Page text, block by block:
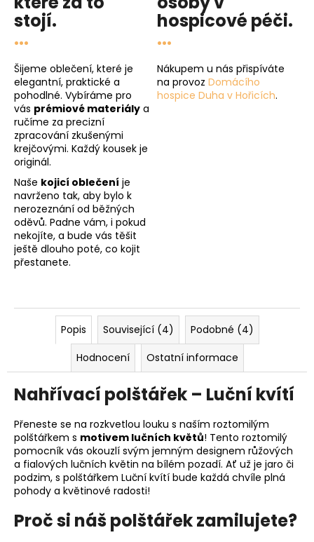
stojí.
...
Šijeme oblečení, které je
elegantní, praktické a
pohodlné. Vybíráme pro
vás prémiové materiály a
ručíme za precizní
zpracování zkušenými
krejčovými. Každý kousek je
originál.
Naše kojicí oblečení je
navrženo tak, aby bylo k
nerozeznání od běžných
oděvů. Padne vám, i pokud
nekojíte, a bude vás těšit
ještě dlouho poté, co kojit
přestanete.
hospicové péči.
...
Nákupem u nás přispíváte
na provoz Domácího
hospice Duha v Hořicích.
Popis Související (4)
Podobné (4)
Hodnocení
Ostatní informace
Nahřívací polštářek – Luční kvítí
Přeneste se na rozkvetlou louku s naším roztomilým
polštářkem s motivem lučních květů! Tento roztomilý
pomocník vás okouzlí svým jemným designem růžových
a fialových lučních květin na bílém pozadí. Ať už je jaro či
podzim, s polštářkem Luční kvítí bude každá chvíle plná
pohody a květinové radosti!
Proč si náš polštářek zamilujete?